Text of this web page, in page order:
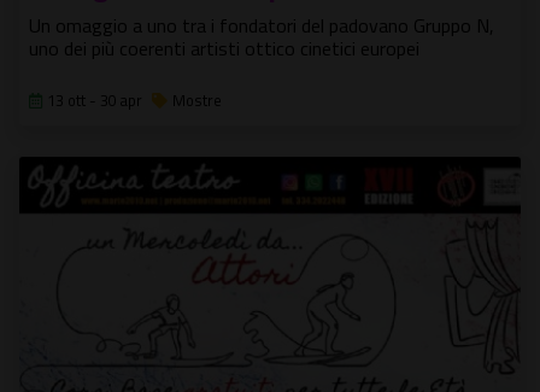
Un omaggio a uno tra i fondatori del padovano Gruppo N,
uno dei più coerenti artisti ottico cinetici europei
13 ott - 30 apr Mostre